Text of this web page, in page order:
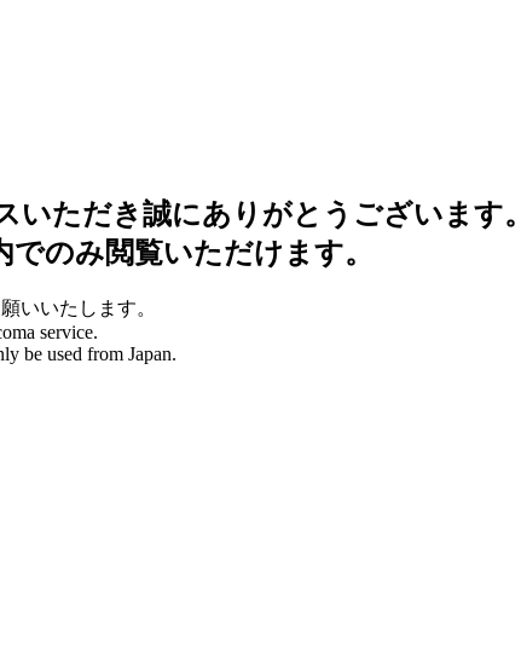
いただき誠にありがとうございます。
のみ閲覧いただけます。
いいたします。
service.
be used from Japan.